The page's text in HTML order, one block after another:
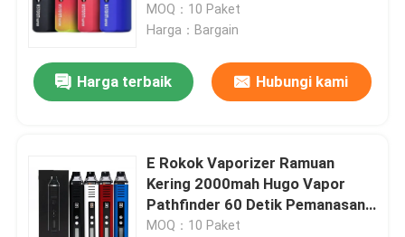
MOQ：10 Paket
Harga：Bargain
Harga terbaik Hubungi kami
E Rokok Vaporizer Ramuan
Kering 2000mah Hugo Vapor
Pathfinder 60 Detik Pemanasan
Cepat
MOQ：10 Paket